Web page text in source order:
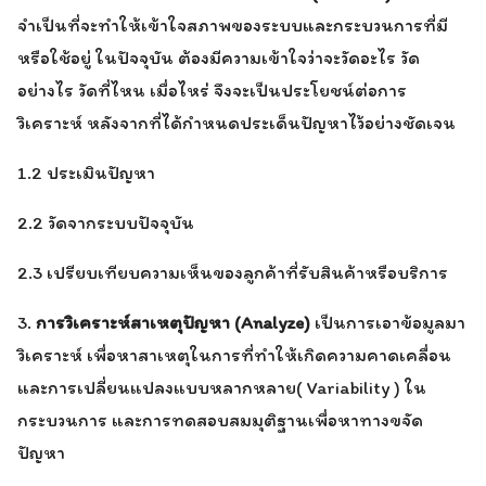
จำเป็นที่จะทำให้เข้าใจสภาพของระบบและกระบวนการที่มี
หรือใช้อยู่ ในปัจจุบัน ต้องมีความเข้าใจว่าจะวัดอะไร วัด
อย่างไร วัดที่ไหน เมื่อไหร่ จึงจะเป็นประโยชน์ต่อการ
วิเคราะห์ หลังจากที่ได้กำหนดประเด็นปัญหาไว้อย่างชัดเจน
1.2 ประเมินปัญหา
2.2 วัดจากระบบปัจจุบัน
2.3 เปรียบเทียบความเห็นของลูกค้าที่รับสินค้าหรือบริการ
3. การวิเคราะห์สาเหตุปัญหา (Analyze) เป็นการเอาข้อมูลมา
วิเคราะห์ เพื่อหาสาเหตุในการที่ทำให้เกิดความคาดเคลื่อน
และการเปลี่ยนแปลงแบบหลากหลาย( Variability ) ใน
กระบวนการ และการทดสอบสมมุติฐานเพื่อหาทางขจัด
ปัญหา